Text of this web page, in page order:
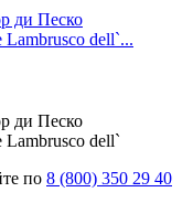
ди Песко
dell`...
ди Песко
dell`
по 8 (800) 350 29 40